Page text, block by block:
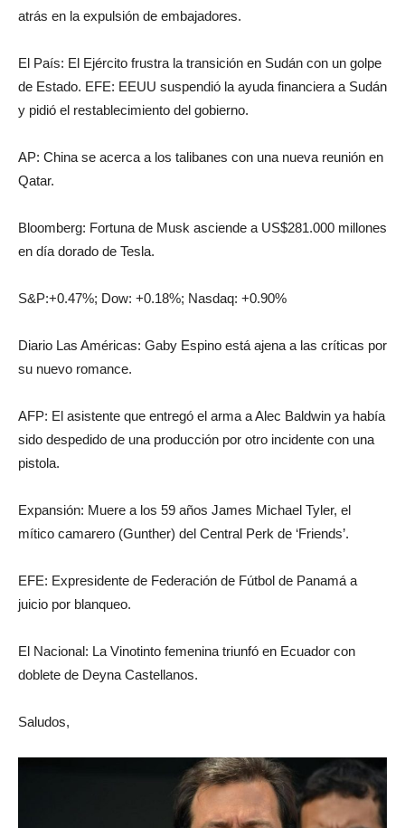
atrás en la expulsión de embajadores.
El País: El Ejército frustra la transición en Sudán con un golpe
de Estado. EFE: EEUU suspendió la ayuda financiera a Sudán
y pidió el restablecimiento del gobierno.
AP: China se acerca a los talibanes con una nueva reunión en
Qatar.
Bloomberg: Fortuna de Musk asciende a US$281.000 millones
en día dorado de Tesla.
S&P:+0.47%; Dow: +0.18%; Nasdaq: +0.90%
Diario Las Américas: Gaby Espino está ajena a las críticas por
su nuevo romance.
AFP: El asistente que entregó el arma a Alec Baldwin ya había
sido despedido de una producción por otro incidente con una
pistola.
Expansión: Muere a los 59 años James Michael Tyler, el
mítico camarero (Gunther) del Central Perk de ‘Friends’.
EFE: Expresidente de Federación de Fútbol de Panamá a
juicio por blanqueo.
El Nacional: La Vinotinto femenina triunfó en Ecuador con
doblete de Deyna Castellanos.
Saludos,